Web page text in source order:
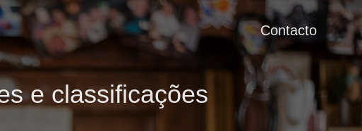
Contacto
e classificações